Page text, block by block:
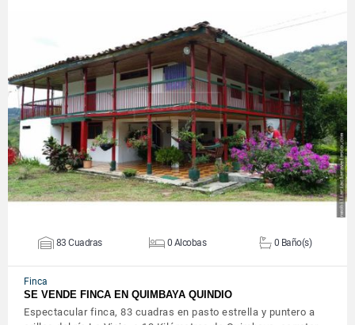
VER DETALLES
83 Cuadras 0 Alcobas 0 Baño(s)
Finca
SE VENDE FINCA EN QUIMBAYA QUINDIO
Espectacular finca, 83 cuadras en pasto estrella y puntero a